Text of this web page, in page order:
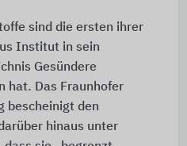
sind die ersten ihrer
Institut in sein
Gesündere
hat. Das Fraunhofer
bescheinigt den
hinaus unter